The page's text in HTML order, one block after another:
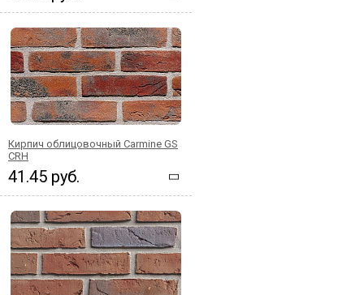
Кирпич облицовочный Carmine GS
CRH
41.45 руб.